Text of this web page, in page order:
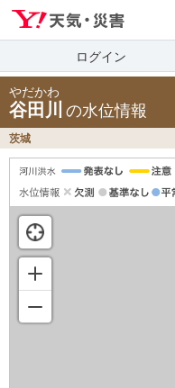
ログイン
やだかわ
谷田川 の水位情報
茨城